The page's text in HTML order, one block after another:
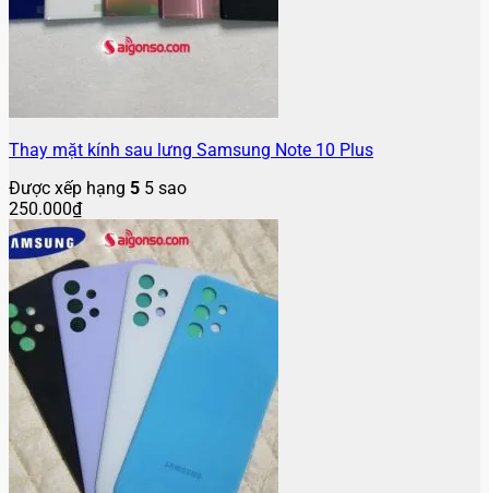
Thay mặt kính sau lưng Samsung Note 10 Plus
Được xếp hạng 5 5 sao
250.000₫